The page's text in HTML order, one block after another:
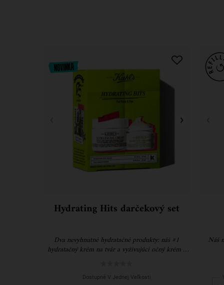
Hydrating Hits darčekový set
Dva nevyhnutné hydratačné produkty: náš #1
hydratačný krém na tvár a vyživujúci očný krém s
Dostupné V Jednej Veľkosti
Náš